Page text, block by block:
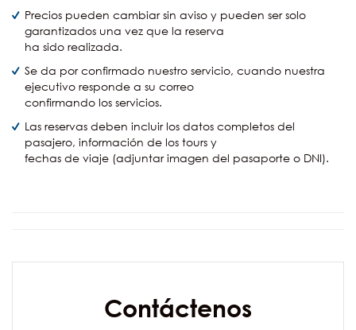
Precios pueden cambiar sin aviso y pueden ser solo
garantizados una vez que la reserva
ha sido realizada.
Se da por confirmado nuestro servicio, cuando nuestra
ejecutivo responde a su correo
confirmando los servicios.
Las reservas deben incluir los datos completos del
pasajero, información de los tours y
fechas de viaje (adjuntar imagen del pasaporte o DNI).
Contáctenos